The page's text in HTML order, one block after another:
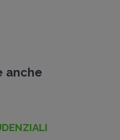
anche